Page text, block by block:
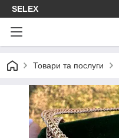
SELEX
Товари та послуги